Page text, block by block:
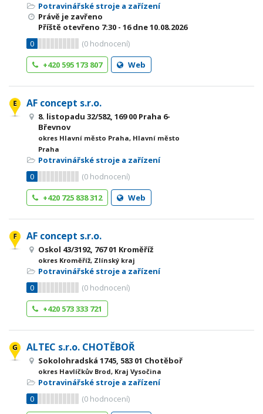
Potravinářské stroje a zařízení
Právě je zavřeno
Příště otevřeno 7:30 - 16dne 10.08.2026
0
(0 hodnocení)
+420 595 173 807
Web
AF concept s.r.o.
8. listopadu 32/582, 169 00 Praha 6-
Břevnov
okres Hlavní město Praha, Hlavní město
Praha
Potravinářské stroje a zařízení
0
(0 hodnocení)
+420 725 838 312
Web
AF concept s.r.o.
Oskol 43/3192, 767 01 Kroměříž
okres Kroměříž, Zlínský kraj
Potravinářské stroje a zařízení
0
(0 hodnocení)
+420 573 333 721
ALTEC s.r.o. CHOTĚBOŘ
Sokolohradská 1745, 583 01 Chotěboř
okres Havlíčkův Brod, Kraj Vysočina
Potravinářské stroje a zařízení
0
(0 hodnocení)